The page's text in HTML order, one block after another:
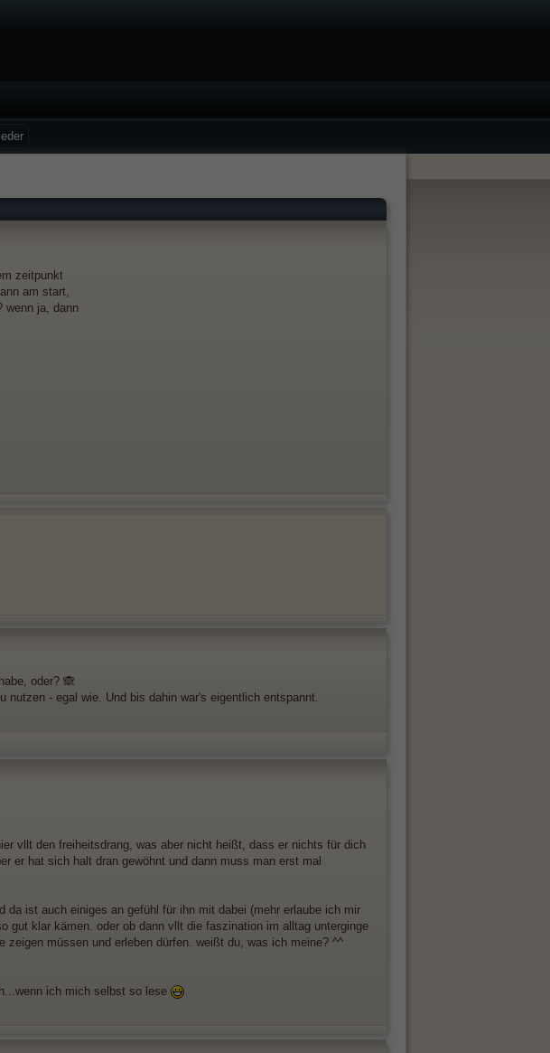
zeitpunkt
am start,
wenn ja, dann
oder? 🙈
nutzen - egal wie. Und bis dahin war's eigentlich entspannt.
vllt den freiheitsdrang, was aber nicht heißt, dass er nichts für dich
er hat sich halt dran gewöhnt und dann muss man erst mal
ist auch einiges an gefühl für ihn mit dabei (mehr erlaube ich mir
gut klar kämen. oder ob dann vllt die faszination im alltag unterginge
müssen und erleben dürfen. weißt du, was ich meine? ^^
ich mich selbst so lese